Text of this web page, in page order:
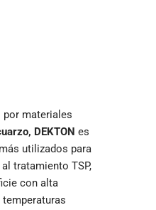
materiales
DEKTON es
utilizados para
tratamiento TSP,
con alta